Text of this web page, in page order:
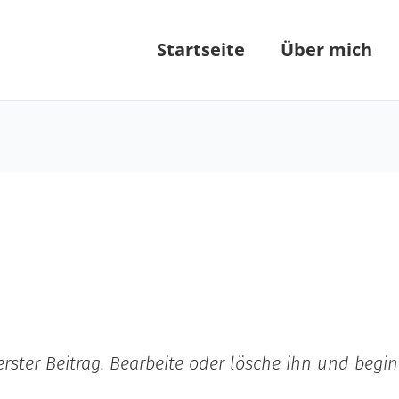
Startseite Über mich
Beitrag. Bearbeite oder lösche ihn und